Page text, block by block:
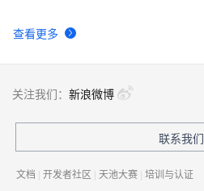
查看更多
关注我们： 新浪微博
联系我们
文档 | 开发者社区 | 天池大赛 | 培训与认证